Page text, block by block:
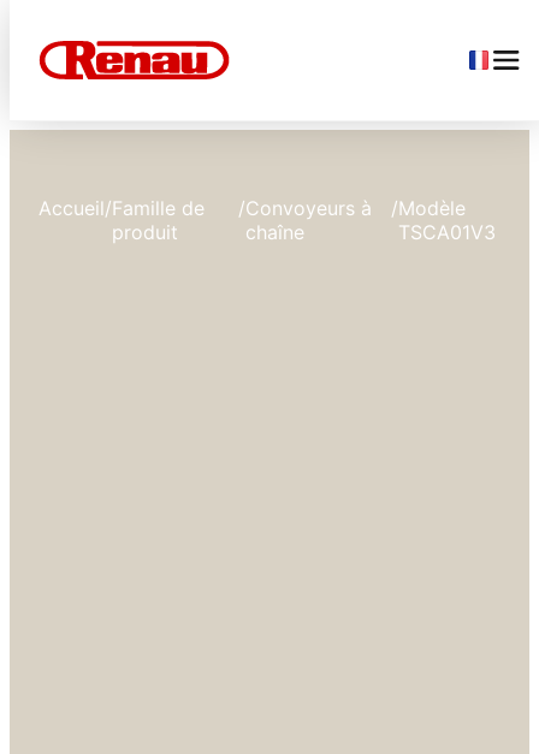
Accueil/Famille de
produit
/Convoyeurs à
chaîne
/Modèle
TSCA01V3